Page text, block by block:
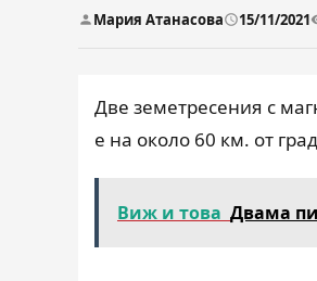
Мария Атанасова 15/11/2021
Две земетресения с
е на около 60 км. от
Виж и това Двама